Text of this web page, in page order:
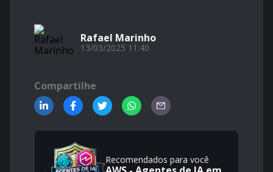
Rafael Marinho
13/03/2025 11:40
Compartilhe
Recomendados para você